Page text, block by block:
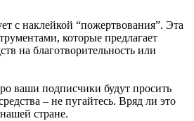
с наклейкой “пожертвования”. Эта
которые предлагает
на благотворительность или
ваши подписчики будут просить
– не пугайтесь. Вряд ли это
стране.